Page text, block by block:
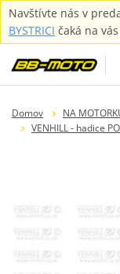
Navštívte nás v
BYSTRICI čaká na
Domov NA
VENHILL - hadice